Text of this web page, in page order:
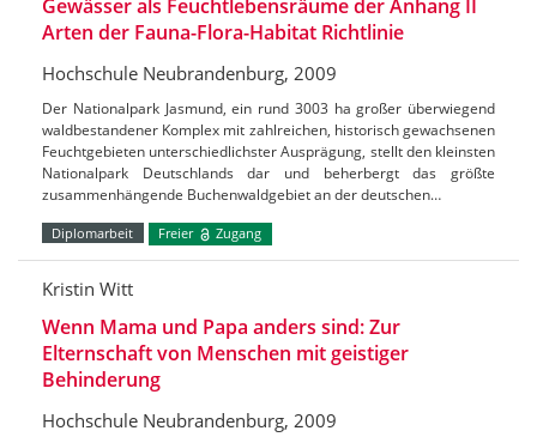
Gewässer als Feuchtlebensräume der Anhang II
Arten der Fauna-Flora-Habitat Richtlinie
Hochschule Neubrandenburg, 2009
Der Nationalpark Jasmund, ein rund 3003 ha großer überwiegend
waldbestandener Komplex mit zahlreichen, historisch gewachsenen
Feuchtgebieten unterschiedlichster Ausprägung, stellt den kleinsten
Nationalpark Deutschlands dar und beherbergt das größte
zusammenhängende Buchenwaldgebiet an der deutschen…
Diplomarbeit Freier Zugang
Kristin Witt
Wenn Mama und Papa anders sind: Zur
Elternschaft von Menschen mit geistiger
Behinderung
Hochschule Neubrandenburg, 2009